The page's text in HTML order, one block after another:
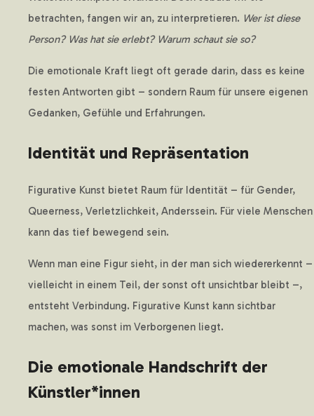
betrachten, fangen wir an, zu interpretieren. Wer ist diese
Person? Was hat sie erlebt? Warum schaut sie so?
Die emotionale Kraft liegt oft gerade darin, dass es keine
festen Antworten gibt – sondern Raum für unsere eigenen
Gedanken, Gefühle und Erfahrungen.
Identität und Repräsentation
Figurative Kunst bietet Raum für Identität – für Gender,
Queerness, Verletzlichkeit, Anderssein. Für viele Menschen
kann das tief bewegend sein.
Wenn man eine Figur sieht, in der man sich wiedererkennt –
vielleicht in einem Teil, der sonst oft unsichtbar bleibt –,
entsteht Verbindung. Figurative Kunst kann sichtbar
machen, was sonst im Verborgenen liegt.
Die emotionale Handschrift der
Künstler*innen